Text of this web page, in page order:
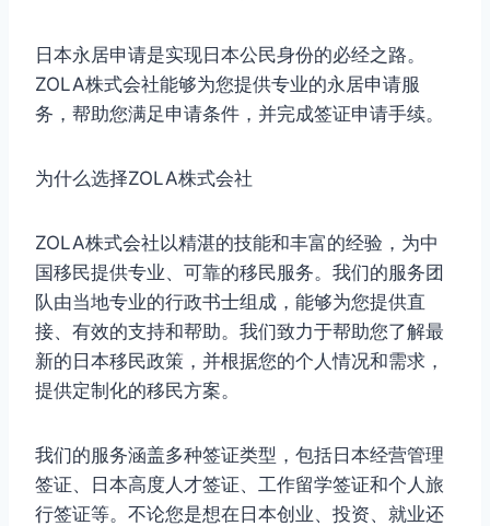
日本永居申请是实现日本公民身份的必经之路。
ZOLA株式会社能够为您提供专业的永居申请服
务，帮助您满足申请条件，并完成签证申请手续。
为什么选择ZOLA株式会社
ZOLA株式会社以精湛的技能和丰富的经验，为中
国移民提供专业、可靠的移民服务。我们的服务团
队由当地专业的行政书士组成，能够为您提供直
接、有效的支持和帮助。我们致力于帮助您了解最
新的日本移民政策，并根据您的个人情况和需求，
提供定制化的移民方案。
我们的服务涵盖多种签证类型，包括日本经营管理
签证、日本高度人才签证、工作留学签证和个人旅
行签证等。不论您是想在日本创业、投资、就业还